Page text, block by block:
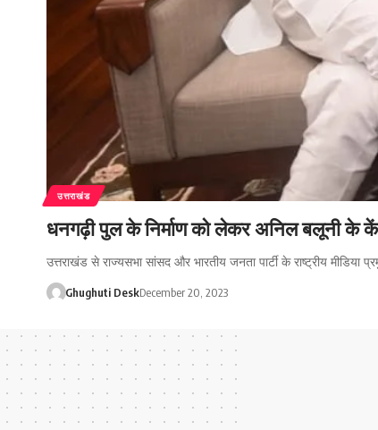
उत्तराखंड
धनगढ़ी पुल के निर्माण को लेकर अनिल बलूनी के
उत्तराखंड से राज्यसभा सांसद और भारतीय जनता पार्टी के राष्ट्रीय मीडिया
Ghughuti DeskDecember 20, 2023